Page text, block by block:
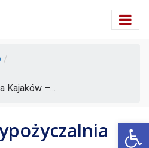
/
Kajaków –...